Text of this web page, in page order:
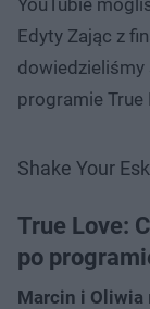
Edyty Zając z
dowiedzieliśmy
programie True
Shake Your
True Love:
po
Marcin i Oliwia